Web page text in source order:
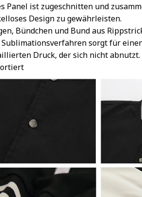
Panel ist zugeschnitten und
Design zu gewährleisten.
Bündchen und Bund aus
Sublimationsverfahren sorgt für
Druck, der sich nicht abnutzt.